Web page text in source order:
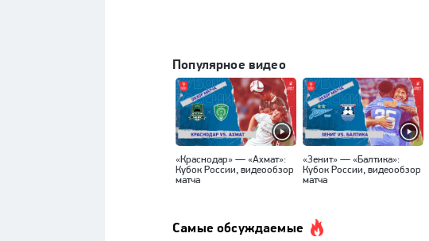
Популярное видео
«Краснодар» — «Ахмат»:
Кубок России, видеообзор
матча
«Зенит» — «Балтика»:
Кубок России, видеообзор
матча
Самые обсуждаемые